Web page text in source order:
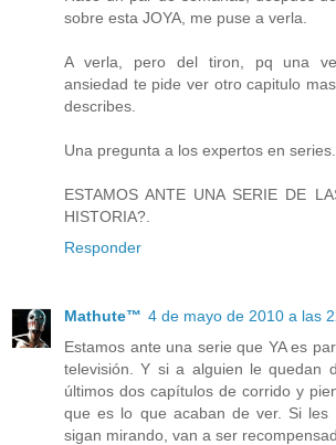
sobre esta JOYA, me puse a verla.
A verla, pero del tiron, pq una
ansiedad te pide ver otro capitulo
describes.
Una pregunta a los expertos en series...
ESTAMOS ANTE UNA SERIE DE
HISTORIA?.
Responder
Mathute™ 4 de mayo de 2010 a las
Estamos ante una serie que YA es
televisión. Y si a alguien le quedan
últimos dos capítulos de corrido y
que es lo que acaban de ver. Si les
sigan mirando, van a ser